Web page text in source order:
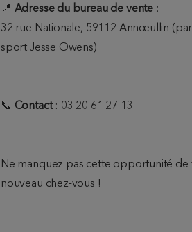
📍 Adresse du bureau de vente:
32 rue Nationale, 59112 Annœullin
sport Jesse Owens)
📞 Contact: 03 20 61 27 13
Ne manquez pas cette opportunité
nouveau chez-vous !